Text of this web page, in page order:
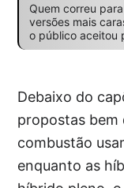
Quem correu
versões mais
o público aceitou
Debaixo do
propostas bem
combustão
enquanto as